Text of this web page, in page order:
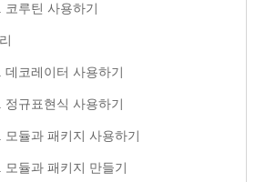
코루틴 사용하기
데코레이터 사용하기
정규표현식 사용하기
모듈과 패키지 사용하기
모듈과 패키지 만들기